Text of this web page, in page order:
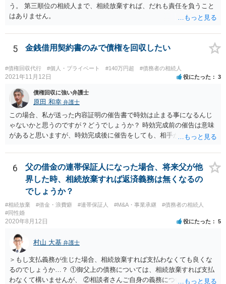
う。 第三順位の相続人まで、相続放棄すれば、だれも責任を負うこと
はありません。
5 金銭借用契約書のみで債権を回収したい
#債権回収代行 #個人・プライベート #140万円超 #債務者の相続人
2021年11月12日 役にたった 3
債権回収に強い弁護士
原田 和幸 弁護士
この場合、私が送った内容証明の催告書で時効は止まる事になるんじ
ゃないかと思うのですが？どうでしょうか？ 時効完成前の催告は意味
があると思いますが、時効完成後に催告をしても、相手が時効の援用
6
父の借金の連帯保証人になった場合、将来父が他
界した時、相続放棄すれば返済義務は無くなるの
でしょうか？
#相続放棄 #借金・浪費癖 #連帯保証人 #M&A・事業承継
#債務者の相続人
#同性婚
2020年8月12日 役にたった 5
村山 大基 弁護士
＞もし支払義務が生じた場合、相続放棄すれば支払わなくても良くな
るのでしょうか…？ ①御父上の債務については、相続放棄すれば支払
わなくて構いませんが、 ②相談者さんご自身の義務については、契約